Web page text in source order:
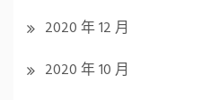
2020 年 12 月
2020 年 10 月